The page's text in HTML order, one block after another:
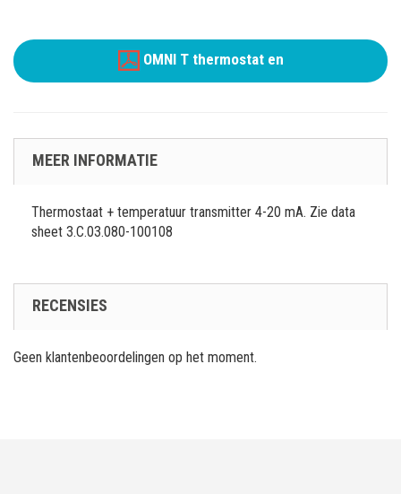
OMNI T thermostat en
MEER INFORMATIE
Thermostaat + temperatuur transmitter 4-20 mA. Zie data
sheet 3.C.03.080-100108
RECENSIES
Geen klantenbeoordelingen op het moment.